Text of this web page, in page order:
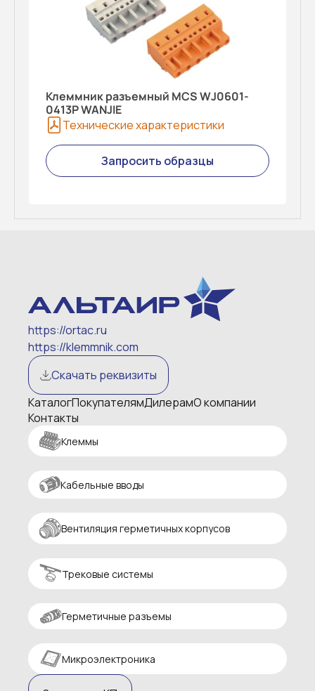
Клеммник разъемный MCS WJ0601-
0413P WANJIE
Технические характеристики
Запросить образцы
https://ortac.ru
https://klemmnik.com
Скачать реквизиты
КаталогПокупателямДилерамО компании
Контакты
Клеммы
Кабельные вводы
Вентиляция герметичных корпусов
Трековые системы
Герметичные разъемы
Микроэлектроника